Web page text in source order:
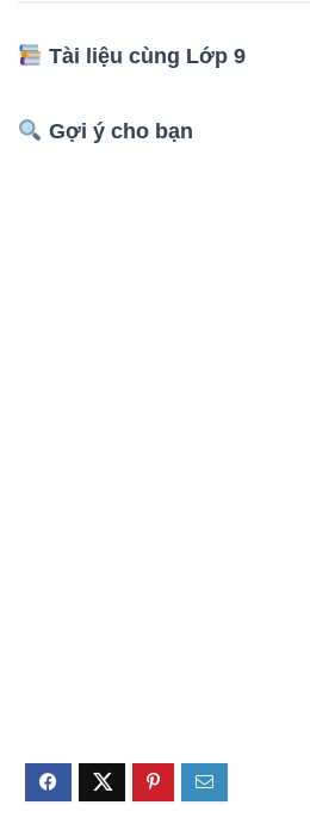
Tài liệu cùng Lớp 9
Gợi ý cho bạn